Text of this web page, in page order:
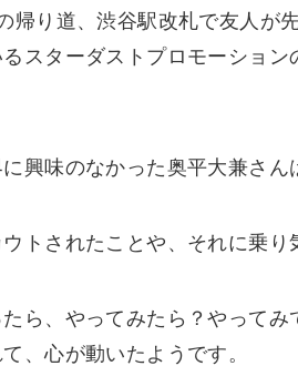
帰り道、渋谷駅改札で友人が
スターダストプロモーショ
興味のなかった奥平大兼さん
トされたことや、それに乗り
たら、やってみたら？やって
、心が動いたようです。